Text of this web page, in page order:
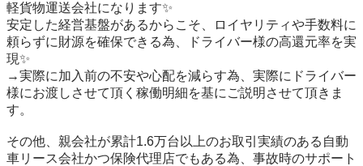
軽貨物運送会社になります✨
安定した経営基盤があるからこそ、ロイヤリティや手数料に
頼らずに財源を確保できる為、ドライバー様の高還元率を実
現✨
→実際に加入前の不安や心配を減らす為、実際にドライバー
様にお渡しさせて頂く稼働明細を基にご説明させて頂きま
す。
その他、親会社が累計1.6万台以上のお取引実績のある自動
車リース会社かつ保険代理店でもある為、事故時のサポート